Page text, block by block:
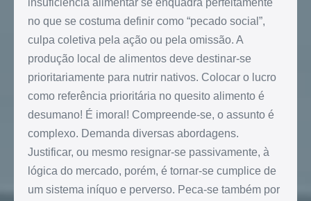
no que se costuma definir como “pecado social”,
culpa coletiva pela ação ou pela omissão. A
produção local de alimentos deve destinar-se
prioritariamente para nutrir nativos. Colocar o lucro
como referência prioritária no quesito alimento é
desumano! É imoral! Compreende-se, o assunto é
complexo. Demanda diversas abordagens.
Justificar, ou mesmo resignar-se passivamente, à
lógica do mercado, porém, é tornar-se cumplice de
um sistema iníquo e perverso. Peca-se também por